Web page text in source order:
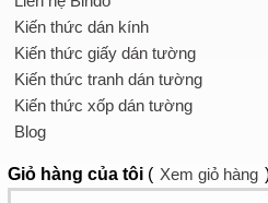
Kiến thức dán kính
Kiến thức giấy dán tường
Kiến thức tranh dán tường
Kiến thức xốp dán tường
Blog
Giỏ hàng của tôi ( Xem giỏ hàng